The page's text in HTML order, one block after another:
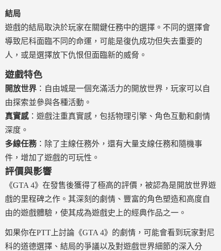
結局
遊戲的結局取決於玩家在關鍵任務中的選擇。不同的選擇會
導致尼科面臨不同的命運，可能是復仇成功但失去重要的
人，或是選擇放下仇恨但面臨新的威脅。
遊戲特色
開放世界 ：自由城是一個充滿活力的開放世界，玩家可以自
由探索並參與各種活動。
真實感：遊戲注重真實感，包括物理引擎、角色互動和劇情
深度。
多線任務：除了主線任務外，還有大量支線任務和隨機事
件，增加了遊戲的可玩性。
評價與影響
《GTA 4》在發售後獲得了極高的評價，被認為是開放世界遊
戲的里程碑之作。其深刻的劇情、豐富的角色塑造和高度自
由的遊戲體驗，使其成為遊戲史上的經典作品之一。
如果你在PTT上討論《GTA 4》的劇情，可能會看到玩家對尼
科的道德選擇、結局的爭議以及對遊戲世界細節的深入分